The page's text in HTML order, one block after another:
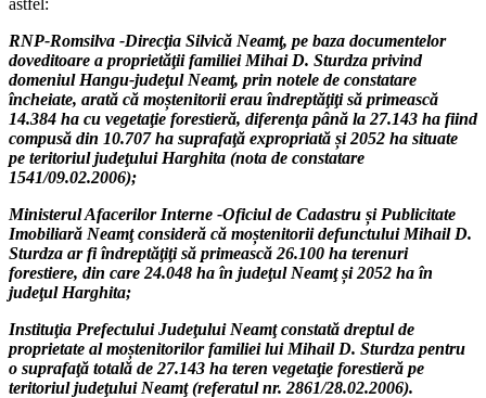
RNP-Romsilva -Direcţia Silvică Neamţ, pe baza documentelor
doveditoare a proprietăţii familiei Mihai D. Sturdza privind
domeniul Hangu-judeţul Neamţ, prin notele de constatare
încheiate, arată că moștenitorii erau îndreptăţiţi să primească
14.384 ha cu vegetaţie forestieră, diferenţa până la 27.143 ha fiind
compusă din 10.707 ha suprafaţă expropriată și 2052 ha situate
pe teritoriul judeţului Harghita (nota de constatare
1541/09.02.2006);
Ministerul Afacerilor Interne -Oficiul de Cadastru și Publicitate
Imobiliară Neamţconsideră că moștenitorii defunctului Mihail D.
Sturdza ar fi îndreptăţiţi să primească 26.100 ha terenuri
forestiere, din care 24.048 ha în judeţul Neamţ și 2052 ha în
judeţul Harghita;
Instituţia Prefectului Judeţului Neamţconstată dreptul de
proprietate al moștenitorilor familiei lui Mihail D. Sturdza pentru
o suprafaţă totală de 27.143 ha teren vegetaţie forestieră pe
teritoriul judeţului Neamţ(referatul nr. 2861/28.02.2006).